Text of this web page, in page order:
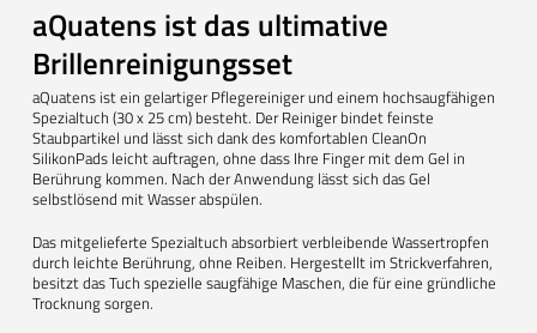
aQuatens ist das ultimative
Brillenreinigungsset
aQuatens ist ein gelartiger Pflegereiniger und einem hochsaugfähigen
Spezialtuch (30 x 25 cm) besteht. Der Reiniger bindet feinste
Staubpartikel und lässt sich dank des komfortablen CleanOn
SilikonPads leicht auftragen, ohne dass Ihre Finger mit dem Gel in
Berührung kommen. Nach der Anwendung lässt sich das Gel
selbstlösend mit Wasser abspülen.
Das mitgelieferte Spezialtuch absorbiert verbleibende Wassertropfen
durch leichte Berührung, ohne Reiben. Hergestellt im Strickverfahren,
besitzt das Tuch spezielle saugfähige Maschen, die für eine gründliche
Trocknung sorgen.